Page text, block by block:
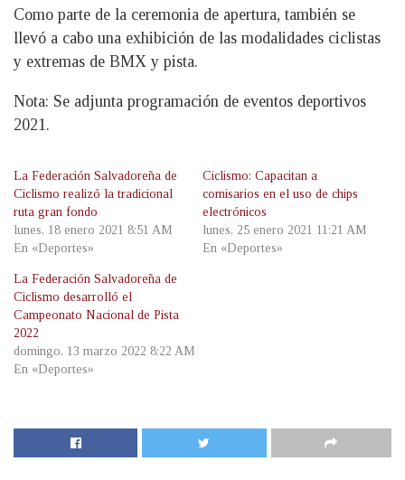
Como parte de la ceremonia de apertura, también se
llevó a cabo una exhibición de las modalidades ciclistas
y extremas de BMX y pista.
Nota: Se adjunta programación de eventos deportivos
2021.
La Federación Salvadoreña de
Ciclismo realizó la tradicional
ruta gran fondo
lunes, 18 enero 2021 8:51 AM
En «Deportes»
Ciclismo: Capacitan a
comisarios en el uso de chips
electrónicos
lunes, 25 enero 2021 11:21 AM
En «Deportes»
La Federación Salvadoreña de
Ciclismo desarrolló el
Campeonato Nacional de Pista
2022
domingo, 13 marzo 2022 8:22 AM
En «Deportes»